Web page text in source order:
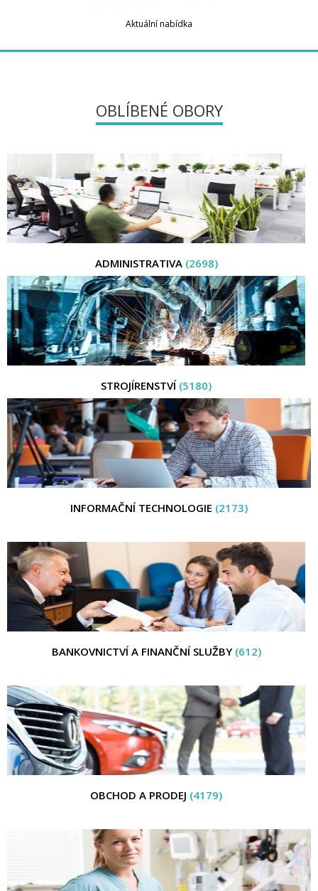
Aktuální nabídka
OBLÍBENÉ OBORY
ADMINISTRATIVA (2698)
STROJÍRENSTVÍ (5180)
INFORMAČNÍ TECHNOLOGIE (2173)
BANKOVNICTVÍ A FINANČNÍ SLUŽBY (612)
OBCHOD A PRODEJ (4179)